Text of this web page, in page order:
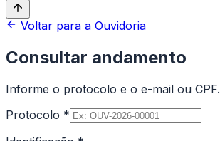
Voltar para a Ouvidoria
Consultar andamento
Informe o protocolo e o e-mail ou CPF.
Protocolo *